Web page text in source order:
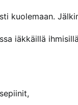
kuolemaan.
iäkkäillä